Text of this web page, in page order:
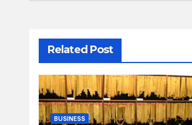
Related Post
BUSINESS